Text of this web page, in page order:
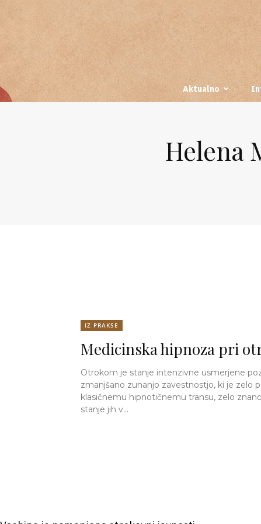
Aktualno
Helena
IZ PRAKSE
Medicinska hipnoza pri
Otrokom je stanje intenzivne usmerjene
zmanjšano zunanjo zavestnostjo, ki je zelo
klasičnemu hipnotičnemu transu, zelo
stanje jih v...